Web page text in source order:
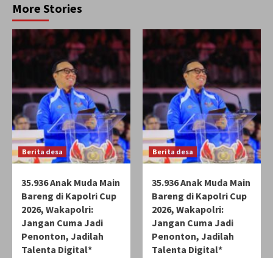
More Stories
Berita desa
35.936 Anak Muda Main
Bareng di Kapolri Cup
2026, Wakapolri:
Jangan Cuma Jadi
Penonton, Jadilah
Talenta Digital*
Berita desa
35.936 Anak Muda Main
Bareng di Kapolri Cup
2026, Wakapolri:
Jangan Cuma Jadi
Penonton, Jadilah
Talenta Digital*